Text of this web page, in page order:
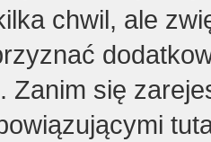
chwil, ale
Zanim się